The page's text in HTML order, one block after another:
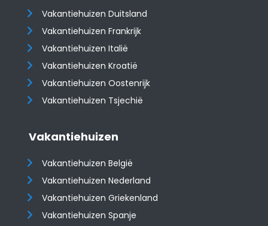
Vakantiehuizen Duitsland
Vakantiehuizen Frankrijk
Vakantiehuizen Italië
Vakantiehuizen Kroatië
​​​​​​​Vakantiehuizen Oostenrijk
Vakantiehuizen Tsjechië
Vakantiehuizen
Vakantiehuizen België
Vakantiehuizen Nederland
Vakantiehuizen Griekenland
Vakantiehuizen Spanje